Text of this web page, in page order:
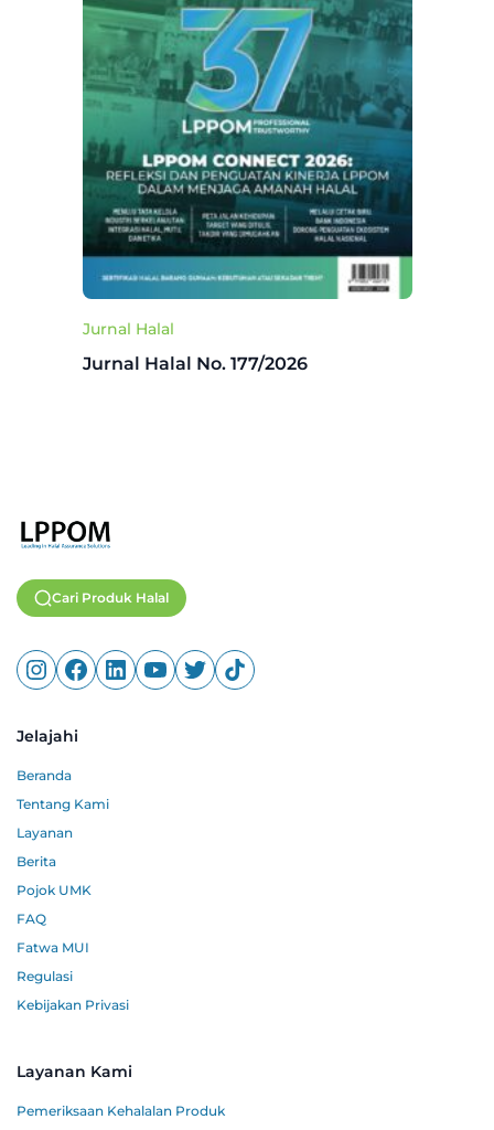
Jurnal Halal
Jurnal Halal No. 177/2026
Cari Produk Halal
Jelajahi
Beranda
Tentang Kami
Layanan
Berita
Pojok UMK
FAQ
Fatwa MUI
Regulasi
Kebijakan Privasi
Layanan Kami
Pemeriksaan Kehalalan Produk